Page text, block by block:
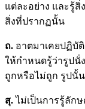
แต่ละอย่าง และรู้สิ่
สิ่งที่ปรากฏนั้น
ถ. อาตมาเคยปฏิบั
ให้กำหนดรู้ว่ารูปนั่
ถูกหรือไม่ถูก รูปนั้
สุ.ไม่เป็นการรู้ลัก